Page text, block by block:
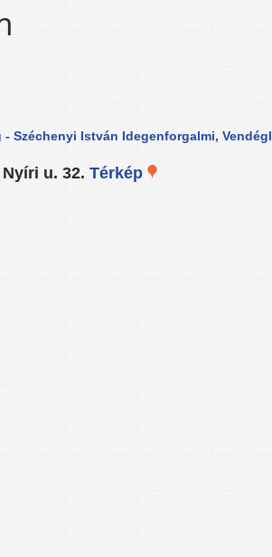
Széchenyi István Idegenforgalmi,
u. 32. Térkép